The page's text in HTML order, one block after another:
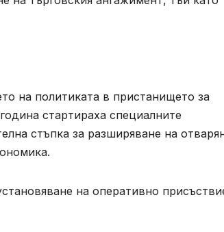
на политиката в пристанището за
стартираха специалните
стъпка за разширяване на
на оперативно